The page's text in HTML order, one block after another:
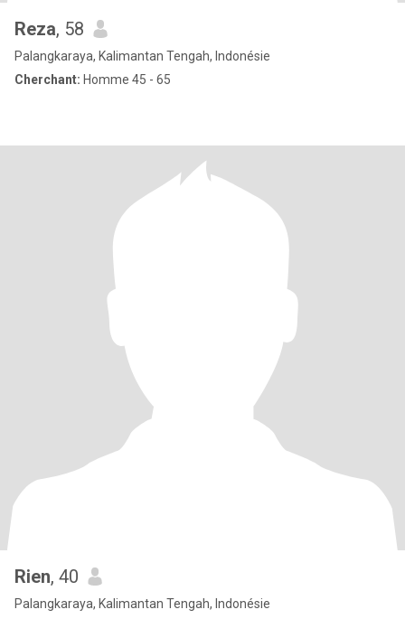
Reza, 58
Palangkaraya, Kalimantan Tengah, Indonésie
Cherchant: Homme 45 - 65
Rien, 40
Palangkaraya, Kalimantan Tengah, Indonésie